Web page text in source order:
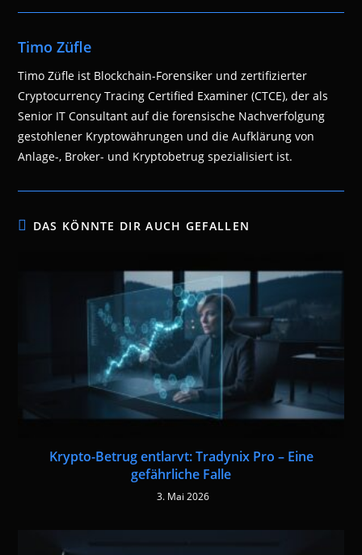
Timo Züfle
Timo Züfle ist Blockchain-Forensiker und zertifizierter
Cryptocurrency Tracing Certified Examiner (CTCE), der als
Senior IT Consultant auf die forensische Nachverfolgung
gestohlener Kryptowährungen und die Aufklärung von
Anlage-, Broker- und Kryptobetrug spezialisiert ist.
DAS KÖNNTE DIR AUCH GEFALLEN
Krypto-Betrug entlarvt: Tradynix Pro – Eine
gefährliche Falle
3. Mai 2026